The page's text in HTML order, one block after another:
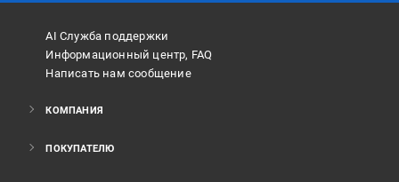
AI Служба поддержки
Информационный центр, FAQ
Написать нам сообщение
КОМПАНИЯ
ПОКУПАТЕЛЮ